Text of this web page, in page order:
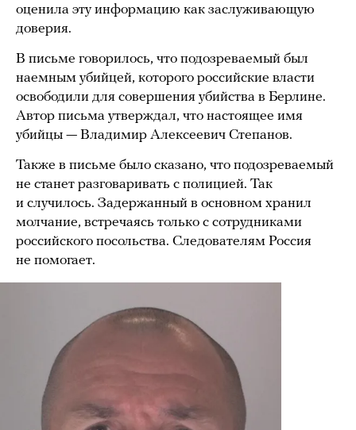
оценила эту информацию как заслуживающую
доверия.
В письме говорилось, что подозреваемый был
наемным убийцей, которого российские власти
освободили для совершения убийства в Берлине.
Автор письма утверждал, что настоящее имя
убийцы — Владимир Алексеевич Степанов.
Также в письме было сказано, что подозреваемый
не станет разговаривать с полицией. Так
и случилось. Задержанный в основном хранил
молчание, встречаясь только с сотрудниками
российского посольства. Следователям Россия
не помогает.